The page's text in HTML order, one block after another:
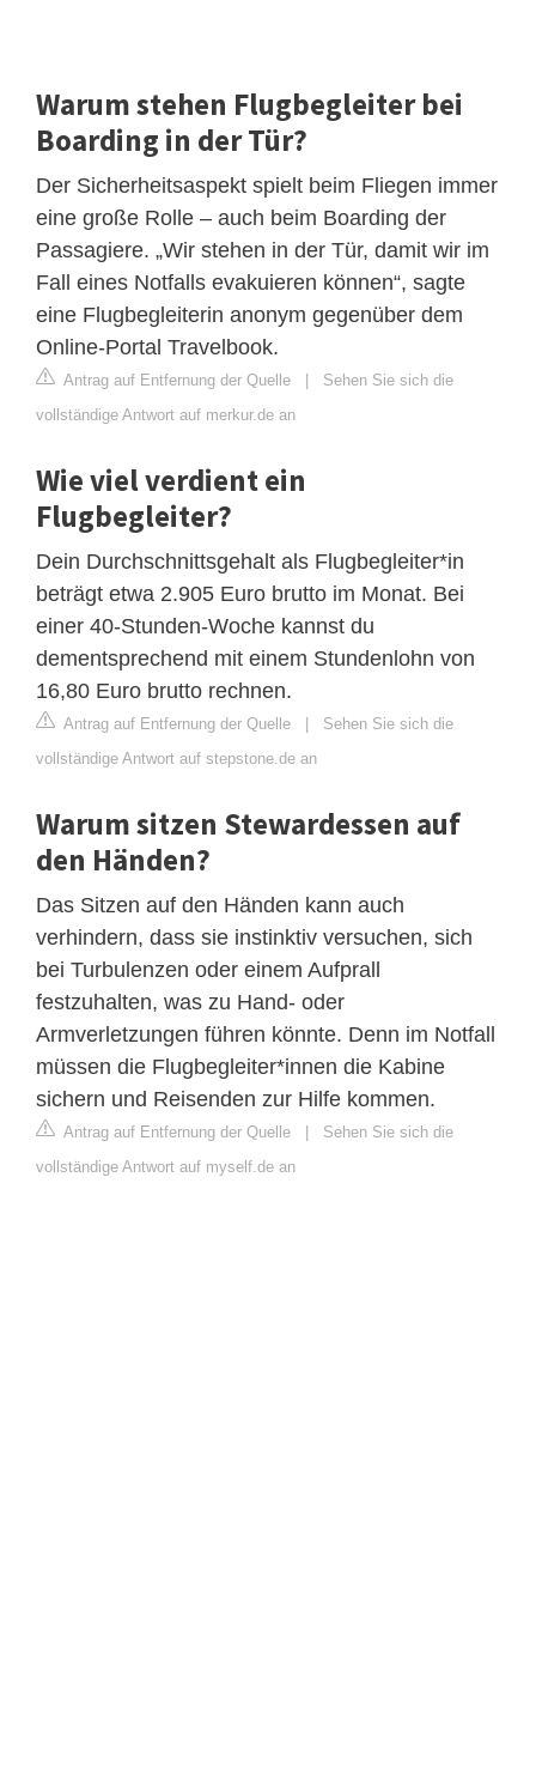
Warum stehen Flugbegleiter bei
Boarding in der Tür?
Der Sicherheitsaspekt spielt beim Fliegen immer
eine große Rolle – auch beim Boarding der
Passagiere. „Wir stehen in der Tür, damit wir im
Fall eines Notfalls evakuieren können“, sagte
eine Flugbegleiterin anonym gegenüber dem
Online-Portal Travelbook.
Antrag auf Entfernung der Quelle | Sehen Sie sich die
vollständige Antwort auf merkur.de an
Wie viel verdient ein
Flugbegleiter?
Dein Durchschnittsgehalt als Flugbegleiter*in
beträgt etwa 2.905 Euro brutto im Monat. Bei
einer 40-Stunden-Woche kannst du
dementsprechend mit einem Stundenlohn von
16,80 Euro brutto rechnen.
Antrag auf Entfernung der Quelle | Sehen Sie sich die
vollständige Antwort auf stepstone.de an
Warum sitzen Stewardessen auf
den Händen?
Das Sitzen auf den Händen kann auch
verhindern, dass sie instinktiv versuchen, sich
bei Turbulenzen oder einem Aufprall
festzuhalten, was zu Hand- oder
Armverletzungen führen könnte. Denn im Notfall
müssen die Flugbegleiter*innen die Kabine
sichern und Reisenden zur Hilfe kommen.
Antrag auf Entfernung der Quelle | Sehen Sie sich die
vollständige Antwort auf myself.de an